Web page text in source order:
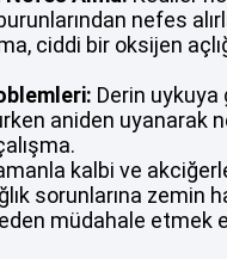
nefes
ciddi bir oksijen
Derin
aniden uyanarak
kalbi ve
sorunlarına zemin
müdahale etmek